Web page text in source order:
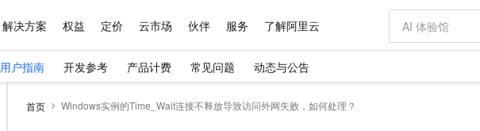
解决方案 权益 定价 云市场 伙伴 服务 了解阿里云
用户指南 开发参考 产品计费 常见问题 动态与公告
首页 Windows实例的Time_Wait连接不释放导致访问外网失败，如何处理？
千问AI平台
精选产品
精选解决方案
普惠上云 AI 特惠 AI 场景体
产品定价
了解云产品的定价详情
价格计算器
自助选配和估算价格
配置报价
精选商城 数据与 API 基础软件
成为销售伙伴 成为产品伙伴 产品伙伴
售前咨询 企业增值服务 阿里云认证
为什么选择阿里云 最佳实践 市场活动